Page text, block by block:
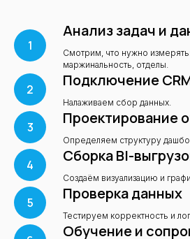
Анализ задач и
Смотрим, что нужно
маржинальность, отделы.
Подключение
Налаживаем сбор данных.
Проектирование
Определяем структуру
Сборка BI-
Создаём визуализацию и
Проверка данных
Тестируем корректность и
Обучение и